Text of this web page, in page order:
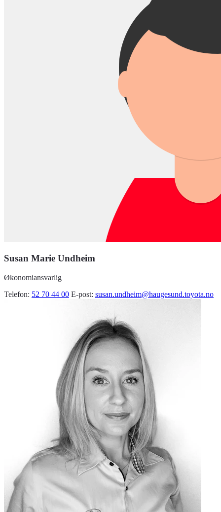
Susan Marie Undheim
Økonomiansvarlig
Telefon: 52 70 44 00 E-post: susan.undheim@haugesund.toyota.no